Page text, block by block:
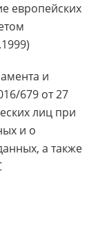
европейских
и
679 от 27
лиц при
и о
а также